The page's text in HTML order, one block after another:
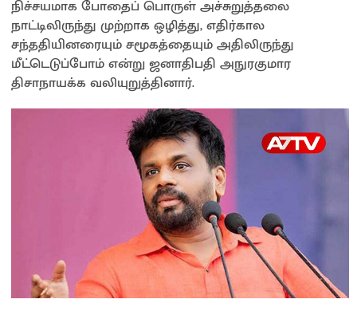
p
p
o
k
n
k
நிச்சயமாக போதைப் பொருள் அச்சுறுத்தலை
நாட்டிலிருந்து முற்றாக ஒழித்து, எதிர்கால
சந்ததியினரையும் சமூகத்தையும் அதிலிருந்து
மீட்டெடுப்போம் என்று ஜனாதிபதி அநுரகுமார
திசாநாயக்க வலியுறுத்தினார்.